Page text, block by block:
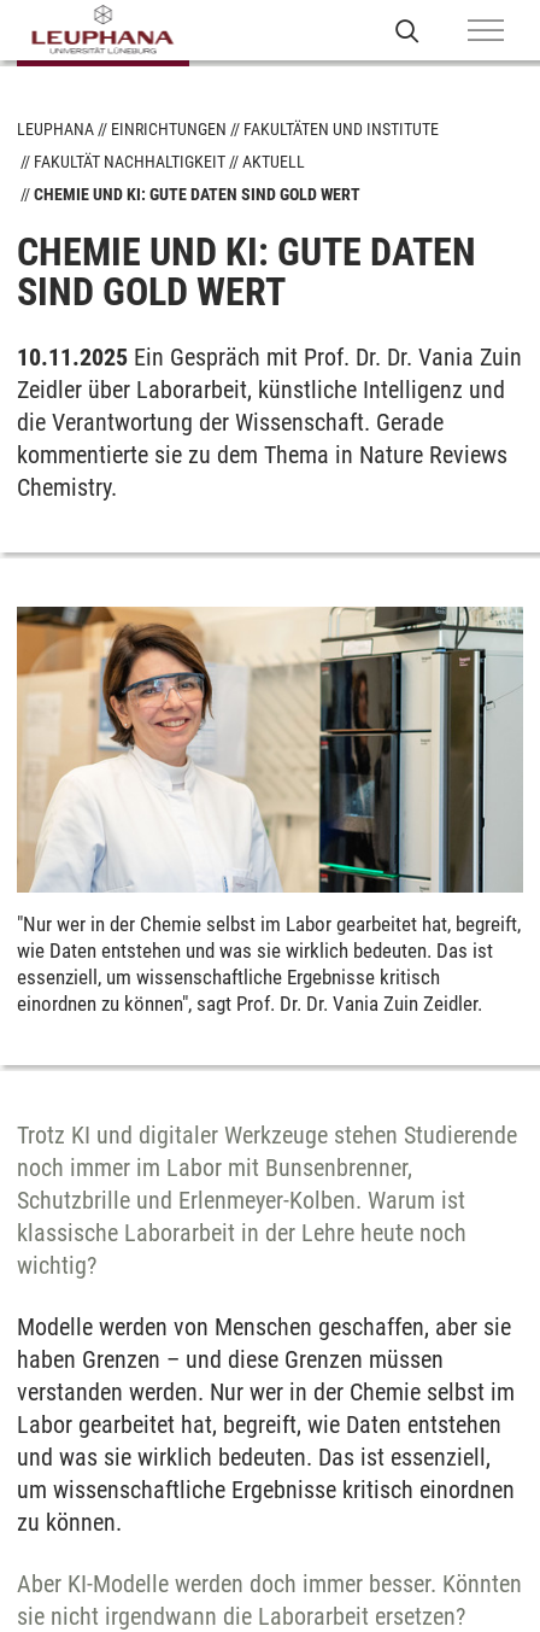
LEUPHANA EINRICHTUNGEN
FAKULTÄTEN UND INSTITUTE
FAKULTÄT NACHHALTIGKEIT
AKTUELL
CHEMIE UND KI: GUTE DATEN SIND GOLD WERT
CHEMIE UND KI: GUTE DATEN
SIND GOLD WERT
10.11.2025 Ein Gespräch mit Prof. Dr. Dr. Vania Zuin
Zeidler über Laborarbeit, künstliche Intelligenz und
die Verantwortung der Wissenschaft. Gerade
kommentierte sie zu dem Thema in Nature Reviews
Chemistry.
"Nur wer in der Chemie selbst im Labor gearbeitet hat, begreift,
wie Daten entstehen und was sie wirklich bedeuten. Das ist
essenziell, um wissenschaftliche Ergebnisse kritisch
einordnen zu können", sagt Prof. Dr. Dr. Vania Zuin Zeidler.
Trotz KI und digitaler Werkzeuge stehen Studierende
noch immer im Labor mit Bunsenbrenner,
Schutzbrille und Erlenmeyer-Kolben. Warum ist
klassische Laborarbeit in der Lehre heute noch
wichtig?
Modelle werden von Menschen geschaffen, aber sie
haben Grenzen – und diese Grenzen müssen
verstanden werden. Nur wer in der Chemie selbst im
Labor gearbeitet hat, begreift, wie Daten entstehen
und was sie wirklich bedeuten. Das ist essenziell,
um wissenschaftliche Ergebnisse kritisch einordnen
zu können.
Aber KI-Modelle werden doch immer besser. Könnten
sie nicht irgendwann die Laborarbeit ersetzen?